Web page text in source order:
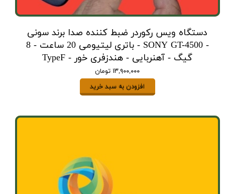
دستگاه ویس رکوردر ضبط کننده صدا برند سونی
- SONY GT-4500 - باتری لیتیومی 20 ساعت - 8
گیگ - آهنربایی - هندزفری خور - TypeF
۱۳,۹۰۰,۰۰۰ تومان
افزودن به سبد خرید